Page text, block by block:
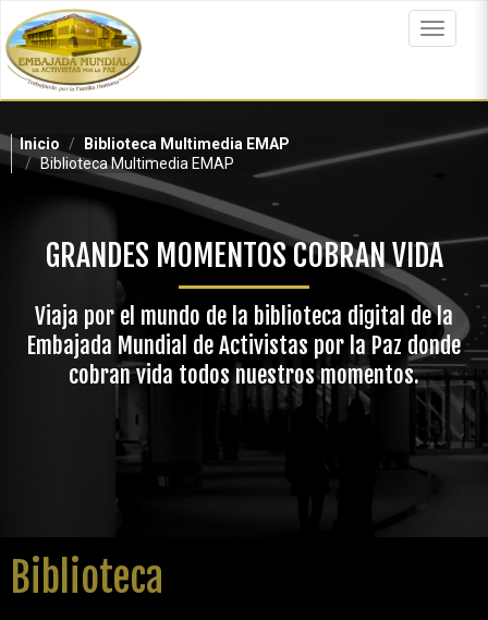
al
contenido
principal
Toggle
Inicio
Biblioteca Multimedia EMAP
Biblioteca Multimedia EMAP
GRANDES MOMENTOS COBRAN VIDA
Viaja por el mundo de la biblioteca digital de la
Embajada Mundial de Activistas por la Paz donde
cobran vida todos nuestros momentos.
Biblioteca